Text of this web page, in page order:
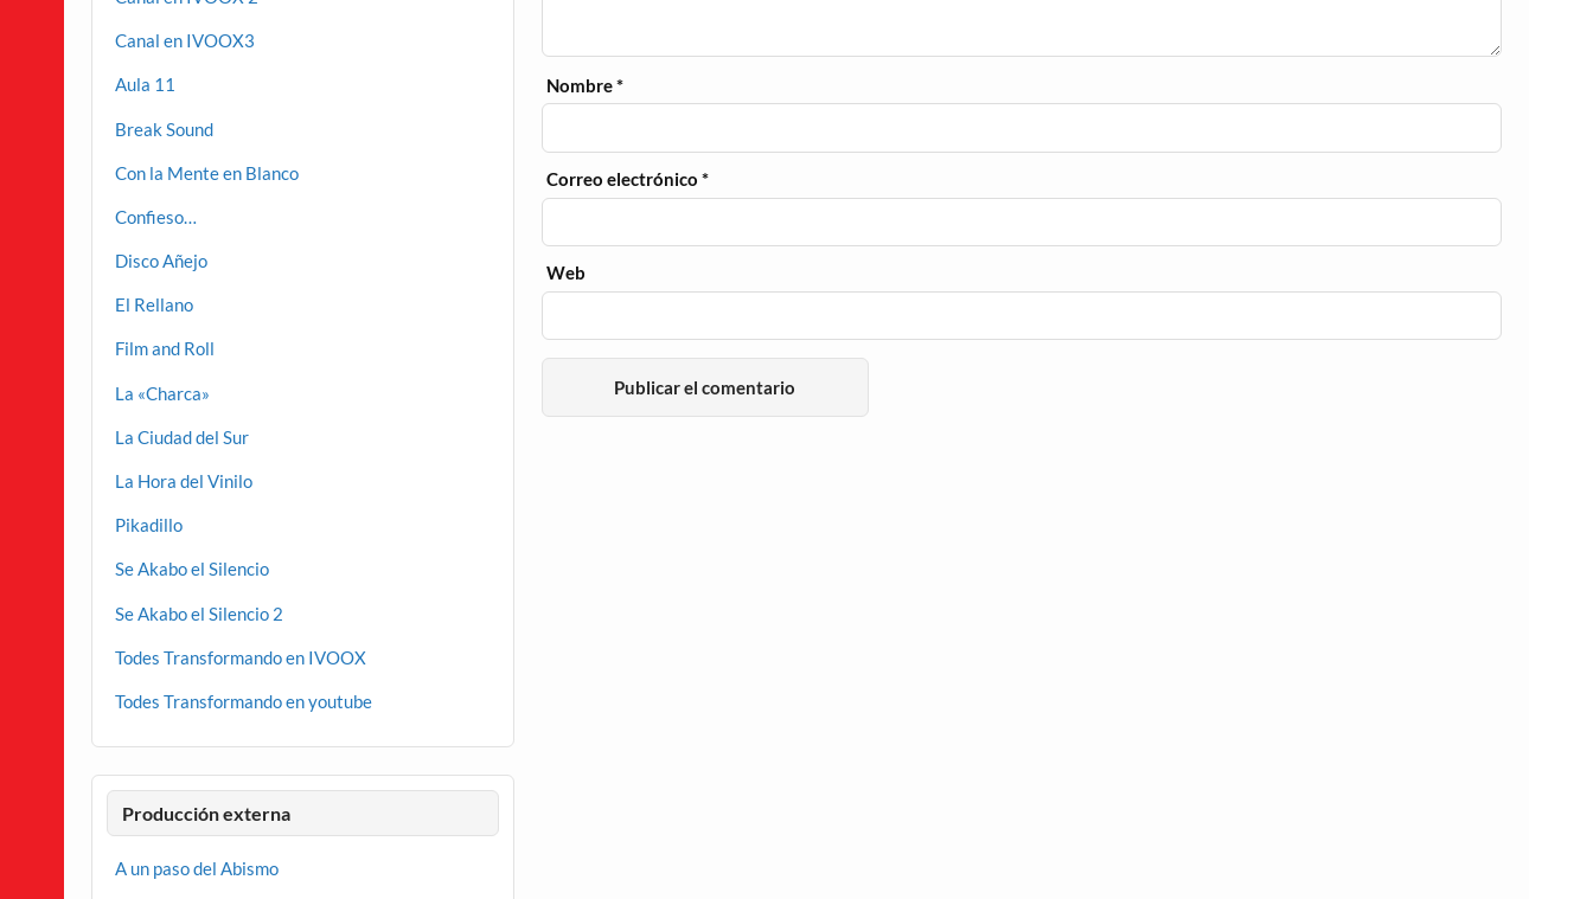
Nombre*
Correo electrónico*
Web
Canal en IVOOX3
Aula 11
Break Sound
Con la Mente en Blanco
Confieso…
Disco Añejo
El Rellano
Film and Roll
La «Charca»
La Ciudad del Sur
La Hora del Vinilo
Pikadillo
Se Akabo el Silencio
Se Akabo el Silencio 2
Todes Transformando en IVOOX
Todes Transformando en youtube
Producción externa
A un paso del Abismo